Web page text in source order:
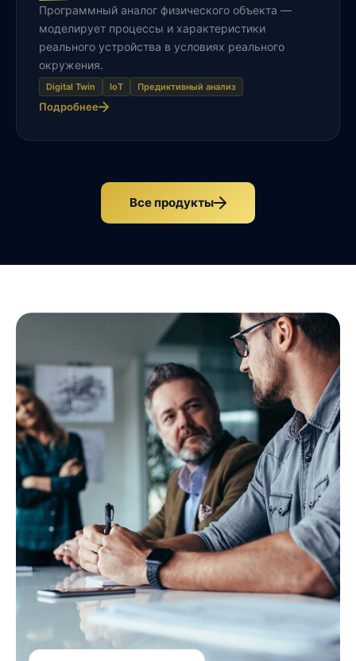
Программный аналог физического объекта —
моделирует процессы и характеристики
реального устройства в условиях реального
окружения.
Digital Twin IoT Предиктивный анализ
Подробнее
Все продукты